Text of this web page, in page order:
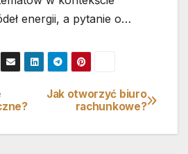
energii, a pytanie o…
Jak otworzyć biuro
rachunkowe?